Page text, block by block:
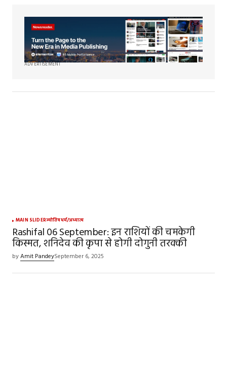
ADVERTISEMENT
MAIN SLIDERज्योतिषधर्म/अध्यात्म
Rashifal 06 September: इन राशियों की चमकेगी
किस्मत, शनिदेव की कृपा से होगी दोगुनी तरक्की
byAmit PandeySeptember 6, 2025